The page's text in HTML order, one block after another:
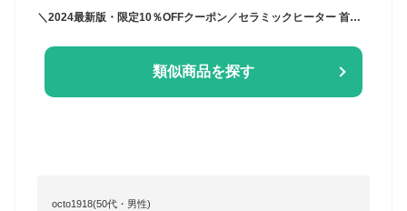
＼2024最新版・限定10％OFFクーポン／セラミックヒーター 首振り 3秒速熱 2000W 速暖 大型 暖房器具 省エネ ヒーター ファンヒーター 電気代 小型 リモコン付き 転倒自動停止 過熱保護 足元ヒーター 電気ストーブ 脱衣所 洗面所 トイレ 暖房 防寒対策
類似商品を探す
octo1918(50代・男性)